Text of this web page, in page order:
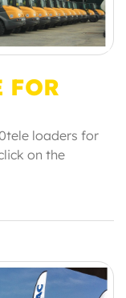
FOR
loaders for
on the